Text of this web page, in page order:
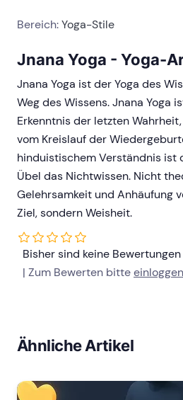
Bereich:Yoga-Stile
Jnana Yoga - Yoga-
Jnana Yoga ist der Yoga des
Weg des Wissens. Jnana Yoga
Erkenntnis der letzten
vom Kreislauf der
hinduistischem Verständnis ist
Übel das Nichtwissen. Nicht
Gelehrsamkeit und Anhäufung
Ziel, sondern Weisheit.
Bisher sind keine
| Zum Bewerten bitteeinloggen
Ähnliche Artikel